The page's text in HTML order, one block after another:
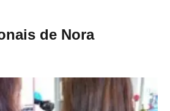
de Nora